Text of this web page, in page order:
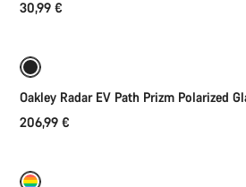
30,99 €
Oakley Radar EV Path Prizm Polarized
206,99 €